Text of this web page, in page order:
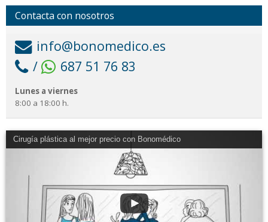
Contacta con nosotros
info@bonomedico.es
/
687 51 76 83
Lunes a viernes
8:00 a 18:00 h.
Cirugía plástica al mejor precio con Bonomédico